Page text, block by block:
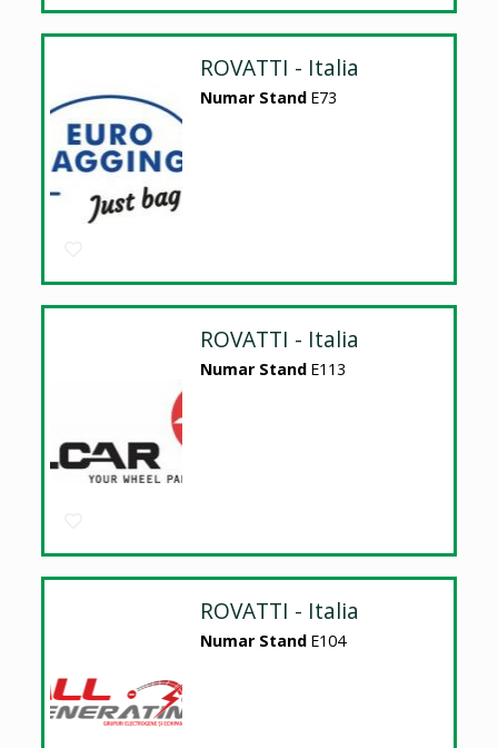
ROVATTI - Italia
Numar Stand E73
ROVATTI - Italia
Numar Stand E113
ROVATTI - Italia
Numar Stand E104